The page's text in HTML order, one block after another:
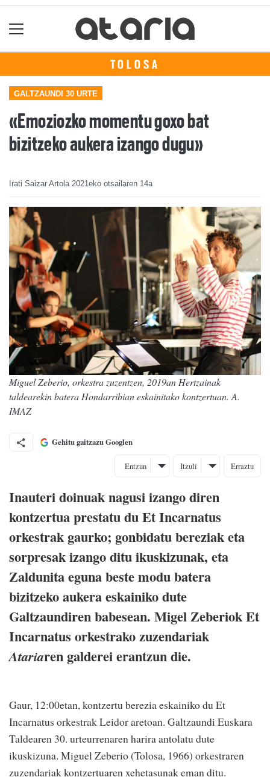
TOLOSA
GALTZAUNDI 30 URTE
«Emoziozko momentu goxo bat
bizitzeko aukera izango dugu»
Irati Saizar Artola 2021eko otsailaren 14a
Miguel Zeberio, orkestra zuzentzen, 2019an Hertzainak
taldearekin batera Hondarribian eskainitako kontzertuan. A.
IMAZ
Gehitu gaitzazu Googlen
Entzun Itzuli Erraztu
Inauteri doinuak nagusi izango diren
kontzertua prestatu du Et Incarnatus
orkestrak gaurko; gonbidatu bereziak eta
sorpresak izango ditu ikuskizunak, eta
Zaldunita eguna beste modu batera
bizitzeko aukera eskainiko dute
Galtzaundiren babesean. Migel Zeberiok Et
Incarnatus orkestrako zuzendariak
Atariaren galderei erantzun die.
Gaur, 12:00etan, kontzertu berezia eskainiko du Et
Incarnatus orkestrak Leidor aretoan. Galtzaundi Euskara
Taldearen 30. urteurrenaren harira antolatu dute
ikuskizuna. Miguel Zeberio (Tolosa, 1966) orkestraren
zuzendariak kontzertuaren xehetasunak eman ditu.